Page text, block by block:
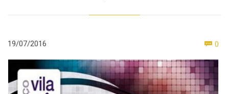
19/07/2016  0